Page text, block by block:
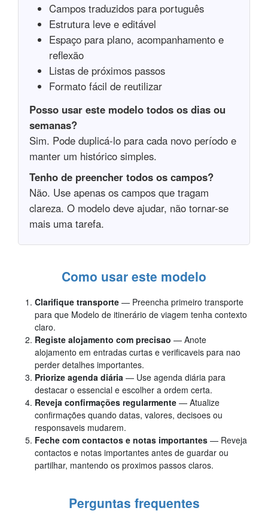
Campos traduzidos para português
Estrutura leve e editável
Espaço para plano, acompanhamento e
reflexão
Listas de próximos passos
Formato fácil de reutilizar
Posso usar este modelo todos os dias ou
semanas?
Sim. Pode duplicá-lo para cada novo período e
manter um histórico simples.
Tenho de preencher todos os campos?
Não. Use apenas os campos que tragam
clareza. O modelo deve ajudar, não tornar-se
mais uma tarefa.
Como usar este modelo
Clarifique transporte — Preencha primeiro transporte
para que Modelo de itinerário de viagem tenha contexto
claro.
Registe alojamento com precisao — Anote
alojamento em entradas curtas e verificaveis para nao
perder detalhes importantes.
Priorize agenda diária — Use agenda diária para
destacar o essencial e escolher a ordem certa.
Reveja confirmações regularmente — Atualize
confirmações quando datas, valores, decisoes ou
responsaveis mudarem.
Feche com contactos e notas importantes — Reveja
contactos e notas importantes antes de guardar ou
partilhar, mantendo os proximos passos claros.
Perguntas frequentes